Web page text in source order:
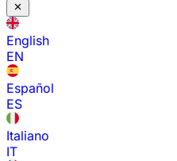
English
EN
Español
ES
Italiano
IT